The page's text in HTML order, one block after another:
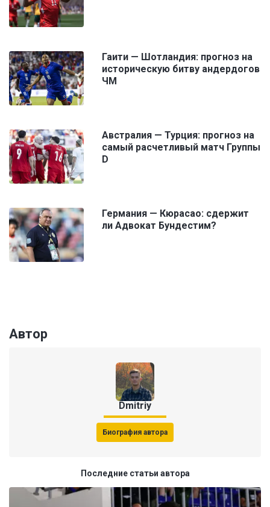
Гаити — Шотландия: прогноз на
историческую битву андердогов
ЧМ
Австралия — Турция: прогноз на
самый расчетливый матч Группы
D
Германия — Кюрасао: сдержит
ли Адвокат Бундестим?
Автор
Dmitriy
Биография автора
Последние статьи автора